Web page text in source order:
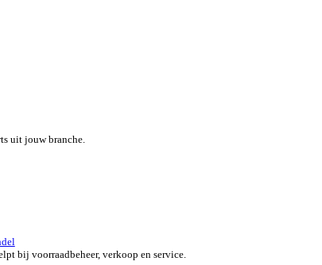
team een boost met een alles-in-één field service platform.